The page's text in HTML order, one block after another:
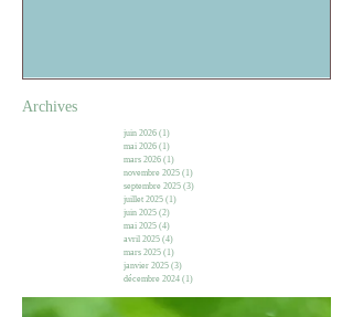
Archives
juin 2026 (1)
mai 2026 (1)
mars 2026 (1)
novembre 2025 (1)
septembre 2025 (3)
juillet 2025 (1)
juin 2025 (2)
mai 2025 (4)
avril 2025 (4)
mars 2025 (1)
janvier 2025 (3)
décembre 2024 (1)